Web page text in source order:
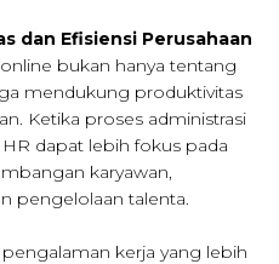
dan Efisiensi Perusahaan
bukan hanya tentang
mendukung produktivitas
Ketika proses administrasi
dapat lebih fokus pada
karyawan,
pengelolaan talenta.
kerja yang lebih